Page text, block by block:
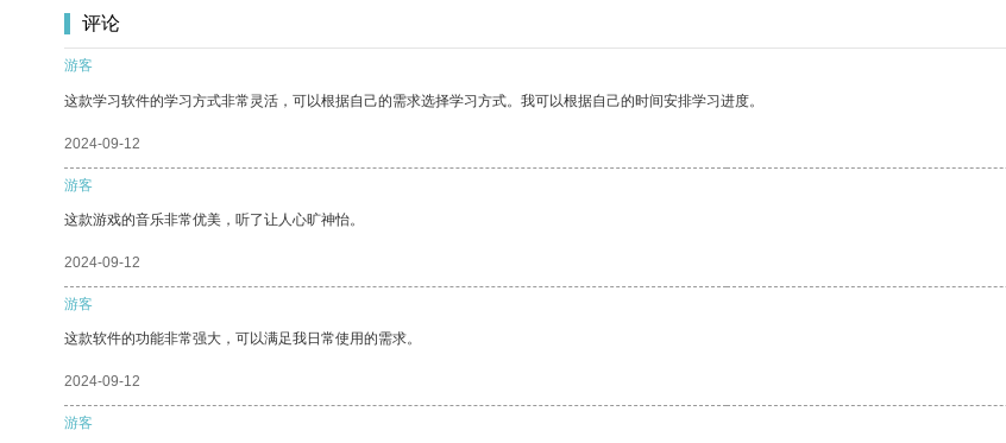
评论
游客
这款学习软件的学习方式非常灵活，可以根据自己的需求选择学习方式。我可以根据自己的时间安排学习进度。
2024-09-12
游客
这款游戏的音乐非常优美，听了让人心旷神怡。
2024-09-12
游客
这款软件的功能非常强大，可以满足我日常使用的需求。
2024-09-12
游客